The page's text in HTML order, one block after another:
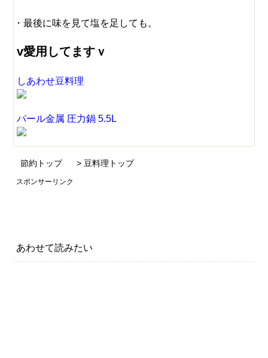
最後に味を見て塩を足しても。
v愛用してますｖ
しあわせ豆料理
パール金属 圧力鍋 5.5L
節約トップ > 豆料理トップ
スポンサーリンク
あわせて読みたい